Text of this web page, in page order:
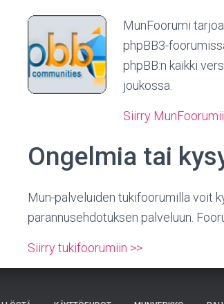
MunFoorumi
phpBB3-
phpBB:n kaikki
joukossa.
Siirry
Ongelmia tai
Mun-palveluiden tukifoorumilla voit
parannusehdotuksen palveluun.
Siirry tukifoorumiin >>